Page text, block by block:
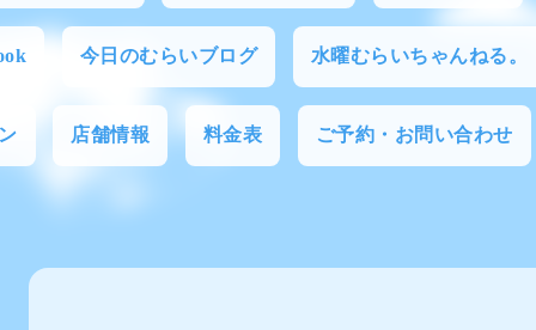
今日のむらいブログ 水曜むらいちゃんねる。
店舗情報 料金表 ご予約・お問い合わせ